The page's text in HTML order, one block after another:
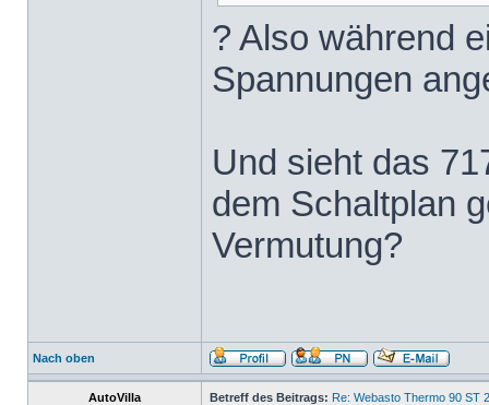
? Also während
Spannungen
Und sieht das
dem Schaltplan
Vermutung?
Nach oben
AutoVilla Betreff des Beitrags: Re: Webasto Thermo 90 ST